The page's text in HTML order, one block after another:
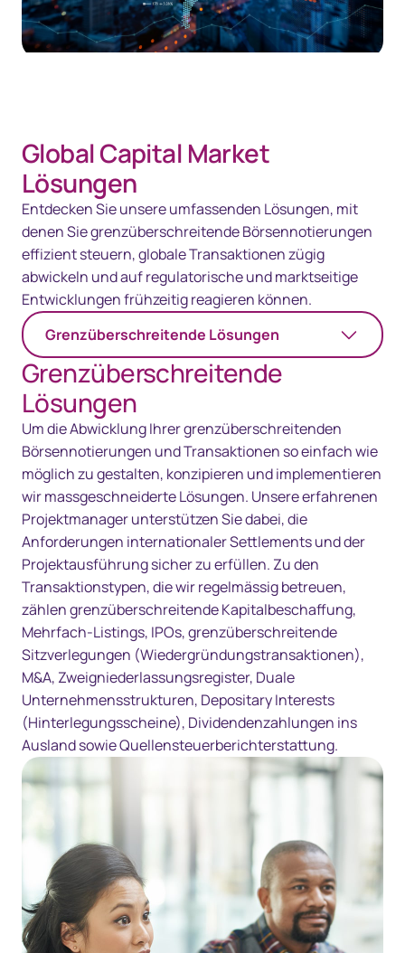
Global Capital Market
Lösungen
Entdecken Sie unsere umfassenden Lösungen, mit
denen Sie grenzüberschreitende Börsennotierungen
effizient steuern, globale Transaktionen zügig
abwickeln und auf regulatorische und marktseitige
Entwicklungen frühzeitig reagieren können.
Grenzüberschreitende Lösungen
Grenzüberschreitende
Lösungen
Um die Abwicklung Ihrer grenzüberschreitenden
Börsennotierungen und Transaktionen so einfach wie
möglich zu gestalten, konzipieren und implementieren
wir massgeschneiderte Lösungen. Unsere erfahrenen
Projektmanager unterstützen Sie dabei, die
Anforderungen internationaler Settlements und der
Projektausführung sicher zu erfüllen. Zu den
Transaktionstypen, die wir regelmässig betreuen,
zählen grenzüberschreitende Kapitalbeschaffung,
Mehrfach-Listings, IPOs, grenzüberschreitende
Sitzverlegungen (Wiedergründungstransaktionen),
M&A, Zweigniederlassungsregister, Duale
Unternehmensstrukturen, Depositary Interests
(Hinterlegungsscheine), Dividendenzahlungen ins
Ausland sowie Quellensteuerberichterstattung.